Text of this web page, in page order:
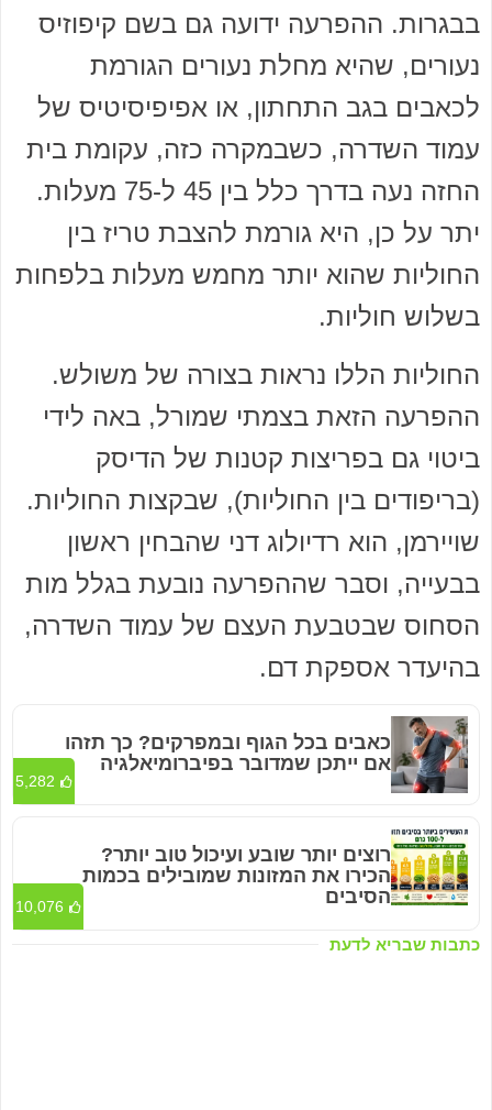
בבגרות. ההפרעה ידועה גם בשם קיפוזיס
נעורים, שהיא מחלת נעורים הגורמת
לכאבים בגב התחתון, או אפיפיסיטיס של
עמוד השדרה, כשבמקרה כזה, עקומת בית
החזה נעה בדרך כלל בין 45 ל-75 מעלות.
יתר על כן, היא גורמת להצבת טריז בין
החוליות שהוא יותר מחמש מעלות בלפחות
בשלוש חוליות.
החוליות הללו נראות בצורה של משולש.
ההפרעה הזאת בצמתי שמורל, באה לידי
ביטוי גם בפריצות קטנות של הדיסק
(בריפודים בין החוליות), שבקצות החוליות.
שויירמן, הוא רדיולוג דני שהבחין ראשון
בבעייה, וסבר שההפרעה נובעת בגלל מות
הסחוס שבטבעת העצם של עמוד השדרה,
בהיעדר אספקת דם.
כתבות שבריא לדעת
כאבים בכל הגוף ובמפרקים? כך תזהו
אם ייתכן שמדובר בפיברומיאלגיה
5,282
רוצים יותר שובע ועיכול טוב יותר?
הכירו את המזונות שמובילים בכמות
הסיבים
10,076